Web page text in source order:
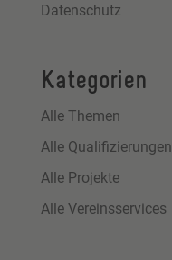
Datenschutz
Kategorien
Alle Themen
Alle Qualifizierungen
Alle Projekte
Alle Vereinsservices